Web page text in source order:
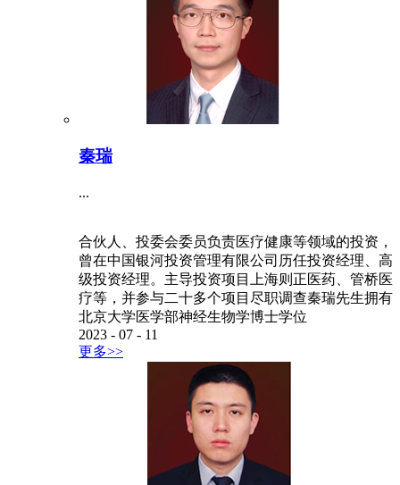
秦瑞
...
合伙人、投委会委员负责医疗健康等领域的投资，
曾在中国银河投资管理有限公司历任投资经理、高
级投资经理。主导投资项目上海则正医药、管桥医
疗等，并参与二十多个项目尽职调查秦瑞先生拥有
北京大学医学部神经生物学博士学位
2023 - 07 - 11
更多>>